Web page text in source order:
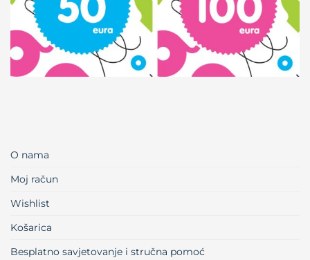
O nama
Moj račun
Wishlist
Košarica
Besplatno savjetovanje i stručna pomoć